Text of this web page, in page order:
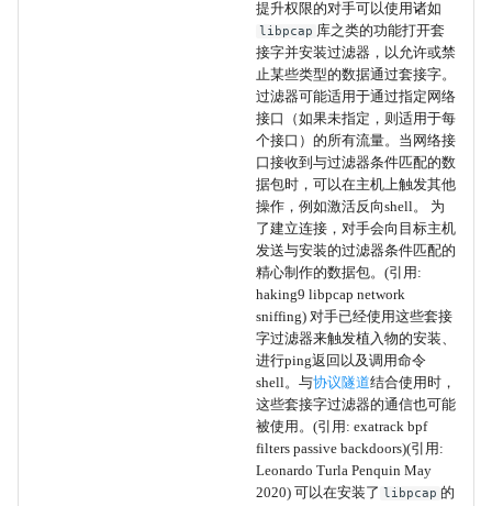
提升权限的对手可以使用诸如
libpcap 库之类的功能打开套
接字并安装过滤器，以允许或禁
止某些类型的数据通过套接字。
过滤器可能适用于通过指定网络
接口（如果未指定，则适用于每
个接口）的所有流量。当网络接
口接收到与过滤器条件匹配的数
据包时，可以在主机上触发其他
操作，例如激活反向shell。 为
了建立连接，对手会向目标主机
发送与安装的过滤器条件匹配的
精心制作的数据包。(引用:
haking9 libpcap network
sniffing) 对手已经使用这些套接
字过滤器来触发植入物的安装、
进行ping返回以及调用命令
shell。与协议隧道结合使用时，
这些套接字过滤器的通信也可能
被使用。(引用: exatrack bpf
filters passive backdoors)(引用:
Leonardo Turla Penquin May
2020) 可以在安装了 libpcap 的